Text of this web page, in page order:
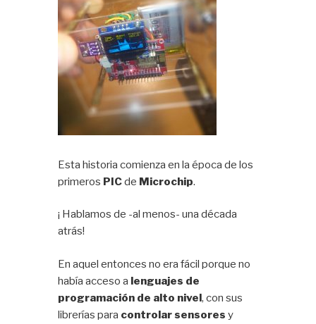
Esta historia comienza en la época de los
primeros PICde Microchip.
¡ Hablamos de -al menos- una década
atrás!
En aquel entonces no era fácil porque no
había acceso a lenguajes de
programación de alto nivel, con sus
librerías para controlar sensores y